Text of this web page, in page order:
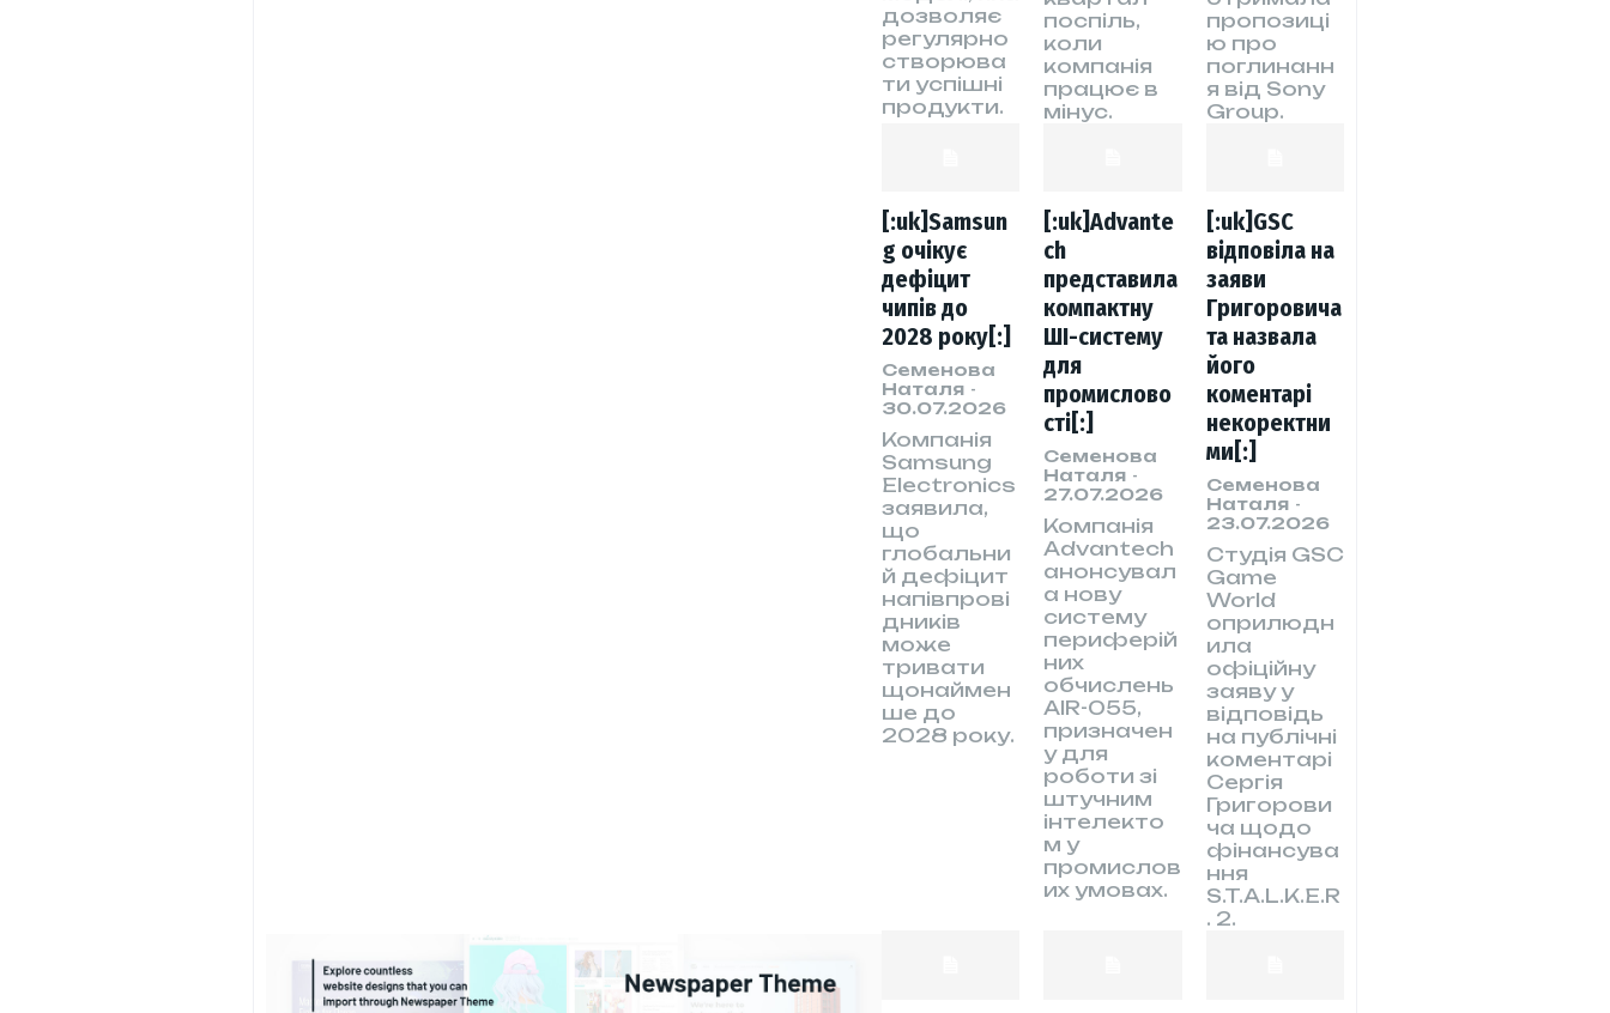
дозволяє
регулярно
створюва
ти успішні
продукти.
поспіль,
коли
компанія
працює в
мінус.
пропозиці
ю про
поглинанн
я від Sony
Group.
[:uk]Samsun
g очікує
дефіцит
чипів до
2028 року[:]
Семенова
Наталя -
30.07.2026
Компанія
Samsung
Electronics
заявила,
що
глобальни
й дефіцит
напівпрові
дників
може
тривати
щонаймен
ше до
2028 року.
[:uk]Advante
ch
представила
компактну
ШІ-систему
для
промислово
сті[:]
Семенова
Наталя -
27.07.2026
Компанія
Advantech
анонсувал
а нову
систему
периферій
них
обчислень
AIR-055,
призначен
у для
роботи зі
штучним
інтелекто
м у
промислов
их умовах.
[:uk]GSC
відповіла на
заяви
Григоровича
та назвала
його
коментарі
некоректни
ми[:]
Семенова
Наталя -
23.07.2026
Студія GSC
Game
World
оприлюдн
ила
офіційну
заяву у
відповідь
на публічні
коментарі
Сергія
Григорови
ча щодо
фінансува
ння
S.T.A.L.K.E.R
. 2.